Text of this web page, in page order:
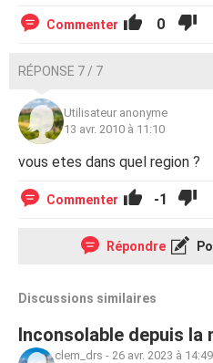
Commenter 0
RÉPONSE 7 / 7
Utilisateur anonyme
13 avr. 2010 à 11:10
vous etes dans quel region ?
Commenter -1
Répondre
Discussions similaires
Inconsolable depuis la
clem_drs - 26 avr. 2023 à 14:49